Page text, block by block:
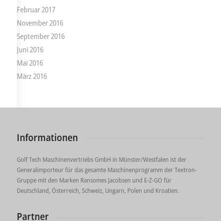
Februar 2017
November 2016
September 2016
Juni 2016
Mai 2016
März 2016
Informationen
Golf Tech Maschinenvertriebs GmbH in Münster/Westfalen ist der
Generalimporteur für das gesamte Maschinenprogramm der Textron-
Gruppe mit den Marken Ransomes Jacobsen und E-Z-GO für
Deutschland, Österreich, Schweiz, Ungarn, Polen und Kroatien.
Partner